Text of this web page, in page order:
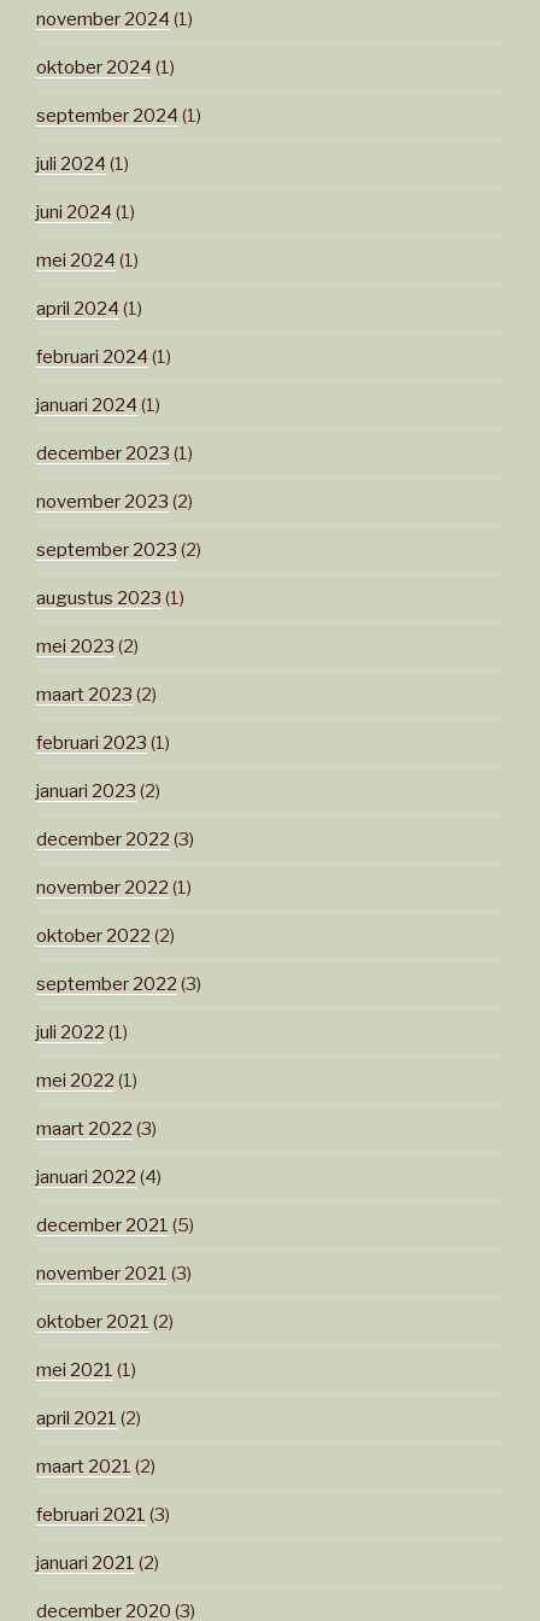
november 2024 (1)
oktober 2024 (1)
september 2024 (1)
juli 2024 (1)
juni 2024 (1)
mei 2024 (1)
april 2024 (1)
februari 2024 (1)
januari 2024 (1)
december 2023 (1)
november 2023 (2)
september 2023 (2)
augustus 2023 (1)
mei 2023 (2)
maart 2023 (2)
februari 2023 (1)
januari 2023 (2)
december 2022 (3)
november 2022 (1)
oktober 2022 (2)
september 2022 (3)
juli 2022 (1)
mei 2022 (1)
maart 2022 (3)
januari 2022 (4)
december 2021 (5)
november 2021 (3)
oktober 2021 (2)
mei 2021 (1)
april 2021 (2)
maart 2021 (2)
februari 2021 (3)
januari 2021 (2)
december 2020 (3)